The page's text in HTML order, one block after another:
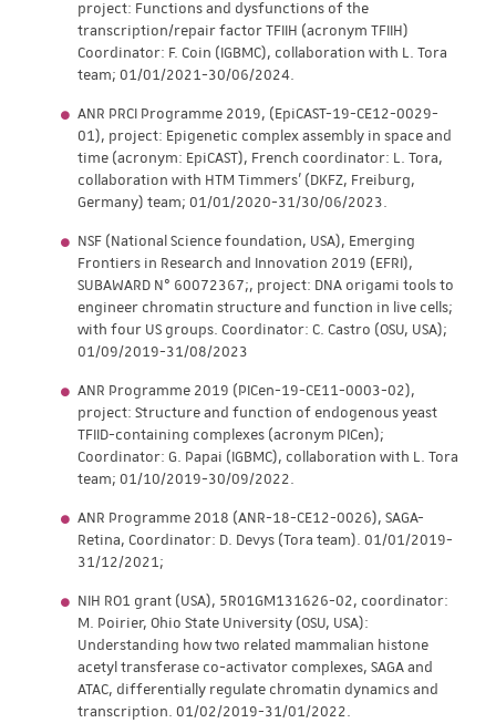
project: Functions and dysfunctions of the
transcription/repair factor TFIIH (acronym TFIIH)
Coordinator: F. Coin (IGBMC), collaboration with L. Tora
team; 01/01/2021-30/06/2024.
ANR PRCI Programme 2019, (EpiCAST-19-CE12-0029-
01), project: Epigenetic complex assembly in space and
time (acronym: EpiCAST), French coordinator: L. Tora,
collaboration with HTM Timmers' (DKFZ, Freiburg,
Germany) team; 01/01/2020-31/30/06/2023.
NSF (National Science foundation, USA), Emerging
Frontiers in Research and Innovation 2019 (EFRI),
SUBAWARD N° 60072367;, project: DNA origami tools to
engineer chromatin structure and function in live cells;
with four US groups. Coordinator: C. Castro (OSU, USA);
01/09/2019-31/08/2023
ANR Programme 2019 (PICen-19-CE11-0003-02),
project: Structure and function of endogenous yeast
TFIID-containing complexes (acronym PICen);
Coordinator: G. Papai (IGBMC), collaboration with L. Tora
team; 01/10/2019-30/09/2022.
ANR Programme 2018 (ANR-18-CE12-0026), SAGA-
Retina, Coordinator: D. Devys (Tora team). 01/01/2019-
31/12/2021;
NIH RO1 grant (USA), 5R01GM131626-02, coordinator:
M. Poirier, Ohio State University (OSU, USA):
Understanding how two related mammalian histone
acetyl transferase co-activator complexes, SAGA and
ATAC, differentially regulate chromatin dynamics and
transcription. 01/02/2019-31/01/2022.